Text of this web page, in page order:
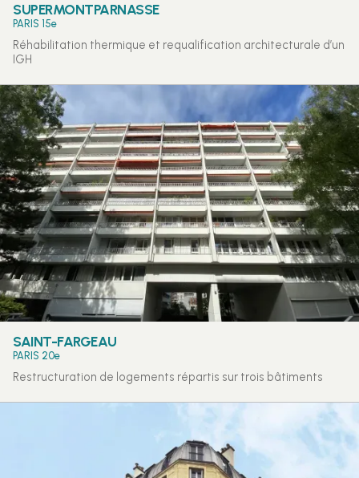
SUPERMONTPARNASSE
PARIS 15e
Réhabilitation thermique et requalification architecturale d’un
IGH
SAINT-FARGEAU
PARIS 20e
Restructuration de logements répartis sur trois bâtiments